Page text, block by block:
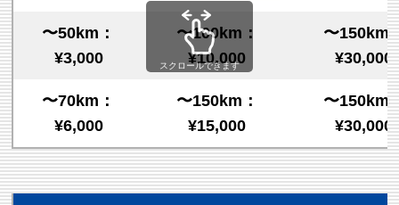
〜50km：
¥3,000
〜100km：
¥10,000
〜150km
¥30,000
〜70km：
¥6,000
〜150km：
¥15,000
〜150km
¥30,000
スクロールできます